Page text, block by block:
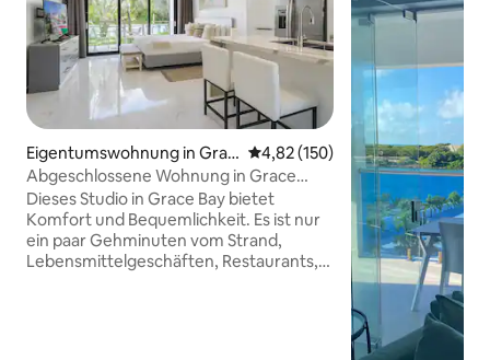
Eigentumswohnung in Grac
e Bay
Durchschnittliche Bewertung:
4,82 (150)
Abgeschlossene Wohnung in Grace
Bay/Kurzer Spaziergang zu allem
Dieses Studio in Grace Bay bietet
Komfort und Bequemlichkeit. Es ist nur
ein paar Gehminuten vom Strand,
Lebensmittelgeschäften, Restaurants,